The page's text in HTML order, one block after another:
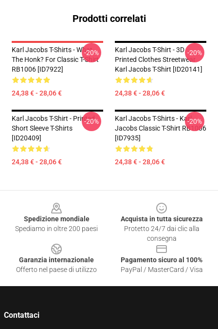
Prodotti correlati
Karl Jacobs T-Shirts - What
The Honk? For Classic T-Shirt
RB1006 [ID7922]
24,38 € - 28,06 €
-20%
Karl Jacobs T-Shirt - 3D
Printed Clothes Streetwear
Karl Jacobs T-Shirt [ID20141]
24,38 € - 28,06 €
-20%
Karl Jacobs T-Shirt - Printed
Short Sleeve T-Shirts
[ID20409]
24,38 € - 28,06 €
-20%
Karl Jacobs T-Shirts - Karl
Jacobs Classic T-Shirt RB1006
[ID7935]
24,38 € - 28,06 €
-20%
Spedizione mondiale
Spediamo in oltre 200 paesi
Acquista in tutta sicurezza
Protetto 24/7 dai clic alla
consegna
Garanzia internazionale
Offerto nel paese di utilizzo
Pagamento sicuro al 100%
PayPal / MasterCard / Visa
Contattaci